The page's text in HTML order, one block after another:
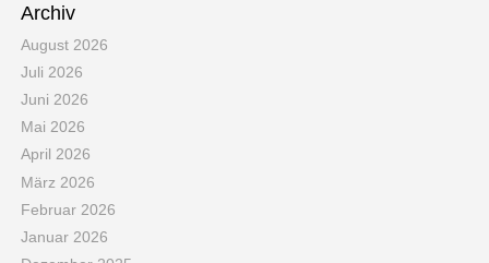
Archiv
August 2026
Juli 2026
Juni 2026
Mai 2026
April 2026
März 2026
Februar 2026
Januar 2026